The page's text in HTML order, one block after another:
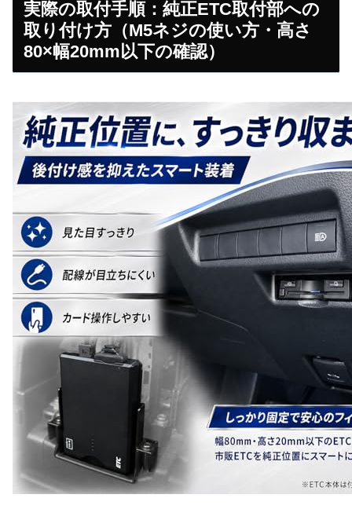
実際の取付手順：純正ETC取付部への
取り付け方（M5ネジの使い方・高さ
80×幅20mm以下の確認）